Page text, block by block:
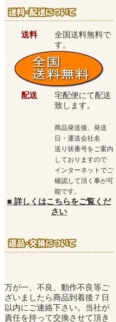
送料
全国送料無料で
す。
配送
宅配便にて配送
致します。
商品発送後、発送
日・運送会社名
送り状番号をご案内
しておりますので
インターネットでご
確認して頂く事が可
能です。
■ 詳しくはこちらをご覧くだ
さい
万が一、不良、動作不良等ご
ざいましたら商品到着後７日
以内にご連絡下さい。当社が
責任を持って交換させて頂き